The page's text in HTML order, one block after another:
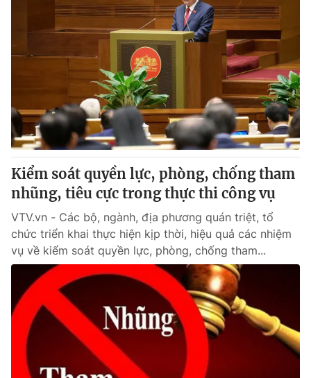
Kiểm soát quyền lực, phòng, chống tham
nhũng, tiêu cực trong thực thi công vụ
VTV.vn - Các bộ, ngành, địa phương quán triệt, tổ
chức triển khai thực hiện kịp thời, hiệu quả các nhiệm
vụ về kiểm soát quyền lực, phòng, chống tham...